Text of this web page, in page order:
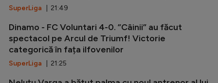
SuperLiga | 21:49
Dinamo - FC Voluntari 4-0. ”Câinii” au făcut
spectacol pe Arcul de Triumf! Victorie
categorică în fața ilfovenilor
SuperLiga | 21:25